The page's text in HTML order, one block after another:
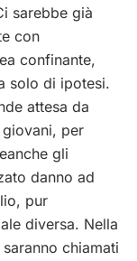
sarebbe già
con
confinante,
solo di ipotesi.
attesa da
per
gli
danno ad
pur
diversa. Nella
chiamati